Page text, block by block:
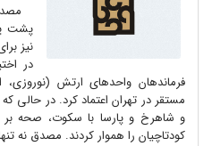
مصدق
پشت
نیز
در
فرماندهان واحدهای ارتش (نوروزی،
مستقر در تهران اعتماد کرد. در حالی که
و شاهرخ و پارسا با سکوت، صحه بر
کودتاچیان را هموار کردند. مصدق نه تنها